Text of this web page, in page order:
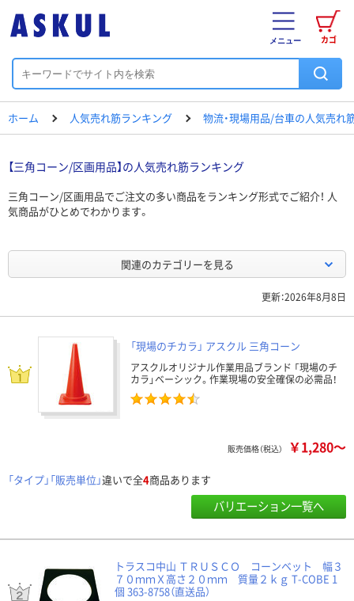
カゴ
メニュー
ホーム 人気売れ筋ランキング 物流・現場用品/台車の人気売れ
【三角コーン/区画用品】の人気売れ筋ランキング
三角コーン/区画用品でご注文の多い商品をランキング形式でご紹介！ 人
気商品がひとめでわかります。
関連のカテゴリーを見る
更新：2026年8月8日
「現場のチカラ」 アスクル 三角コーン
アスクルオリジナル作業用品ブランド 「現場のチ
カラ」ベーシック。作業現場の安全確保の必需品！
販売価格（税込） ￥1,280～
「タイプ」「販売単位」違いで全4商品あります
バリエーション一覧へ
トラスコ中山 ＴＲＵＳＣＯ コーンベット 幅３
７０ｍｍＸ高さ２０ｍｍ 質量２ｋｇ T-COBE 1
個 363-8758（直送品）